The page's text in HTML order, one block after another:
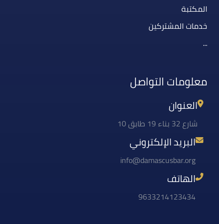
المكتبة
خدمات المشتركين
...
معلومات التواصل
العنوان
شارع 32 بناء 19 طابق 10
البريد الإلكتروني
info@damascusbar.org
الهاتف
9633214123434